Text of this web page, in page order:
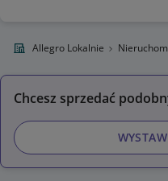
Allegro Lokalnie
Chcesz sprzedać